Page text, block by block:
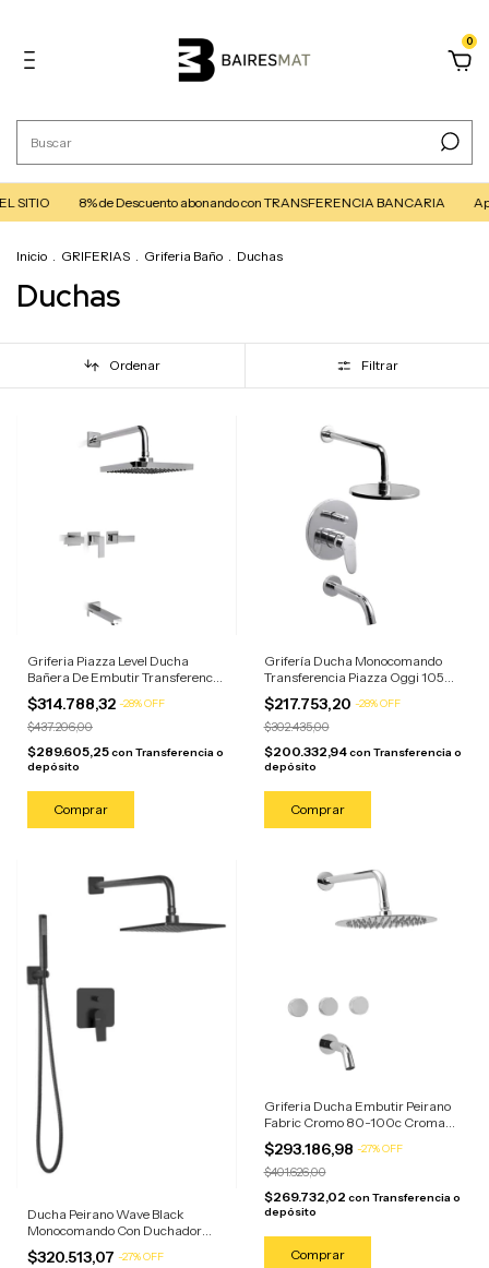
0
8% de Descuento abonando con TRANSFERENCIA BANCARIA
Inicio . GRIFERIAS . Griferia Baño . Duchas
Duchas
Ordenar Filtrar
Griferia Piazza Level Ducha
Bañera De Embutir Transferencia
Plateado Cromado
$314.788,32 -28%OFF
$437.206,00
$289.605,25con Transferencia o
depósito
Grifería Ducha Monocomando
Transferencia Piazza Oggi 10506
Plateado Cromado
$217.753,20 -28%OFF
$302.435,00
$200.332,94con Transferencia o
depósito
Ducha Peirano Wave Black
Monocomando Con Duchador
Negro
$320.513,07 -27%OFF
Griferia Ducha Embutir Peirano
Fabric Cromo 80-100c Cromado
Plateado Cromado
$293.186,98 -27%OFF
$401.626,00
$269.732,02 con Transferencia o
depósito